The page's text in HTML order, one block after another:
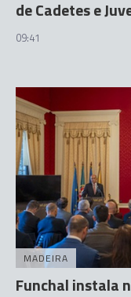
de Cadetes e
09:41
MADEIRA
Funchal instala